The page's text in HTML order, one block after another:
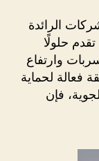
الرائدة
حلولًا
وارتفاع
فعالة لحماية
فإن